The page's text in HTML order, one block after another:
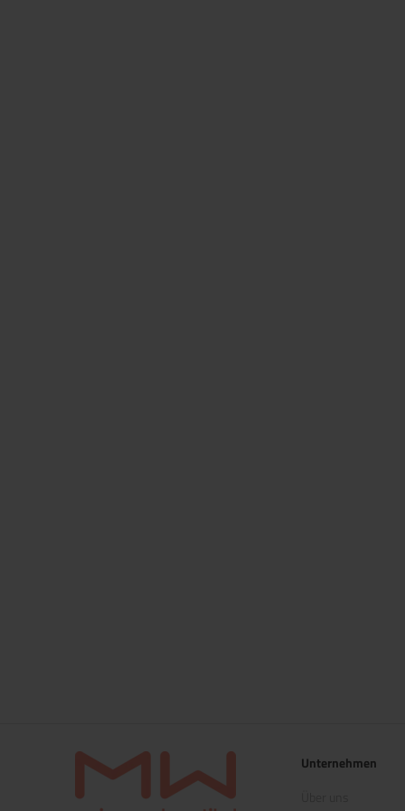
Unternehmen